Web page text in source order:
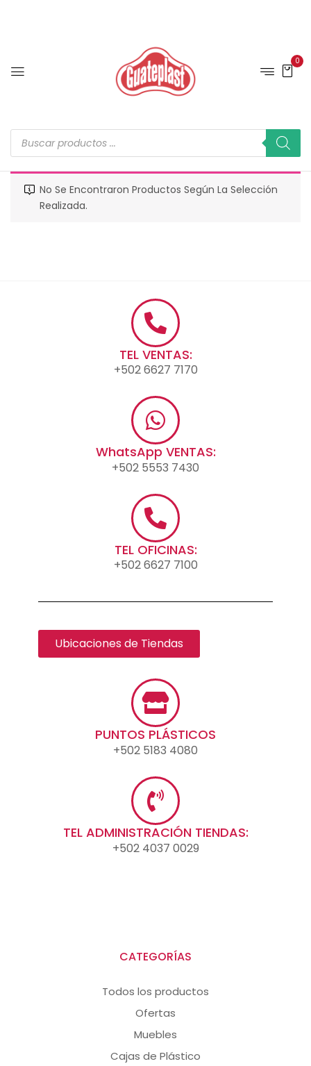
0
No Se Encontraron Productos Según La Selección
Realizada.
TEL VENTAS:
+502 6627 7170
WhatsApp VENTAS:
+502 5553 7430
TEL OFICINAS:
+502 6627 7100
Ubicaciones de Tiendas
PUNTOS PLÁSTICOS
+502 5183 4080
TEL ADMINISTRACIÓN TIENDAS:
+502 4037 0029
CATEGORÍAS
Todos los productos
Ofertas
Muebles
Cajas de Plástico